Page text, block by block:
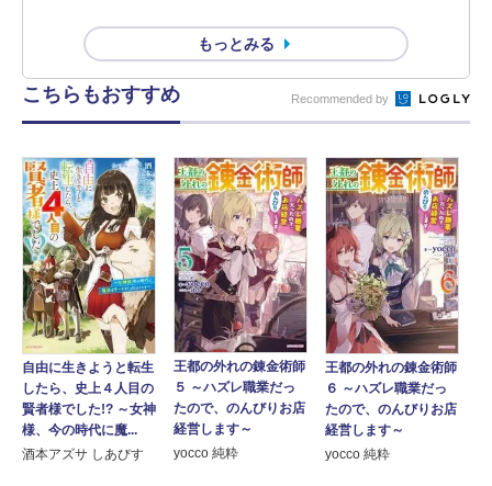
もっとみる
こちらもおすすめ Recommended by
自由に生きようと転生
したら、史上４人目の
賢者様でした!? ～女神
様、今の時代に魔...
酒本アズサ しあびす
王都の外れの錬金術師
５ ～ハズレ職業だっ
たので、のんびりお店
経営します～
yocco 純粋
王都の外れの錬金術師
６ ～ハズレ職業だっ
たので、のんびりお店
経営します～
yocco 純粋